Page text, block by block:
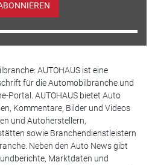
AUTOHAUS ist eine
für die Automobilbranche und
Portal. AUTOHAUS bietet Auto
Kommentare, Bilder und Videos
und Autoherstellern,
sowie Branchendienstleistern
Neben den Auto News gibt
Marktdaten und